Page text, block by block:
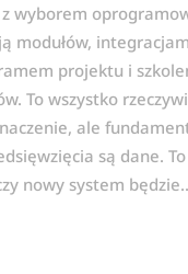
wyborem
modułów,
projektu i
To wszystko
ale
są dane.
nowy system